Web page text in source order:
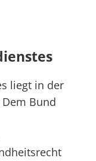
liegt in der
Bund